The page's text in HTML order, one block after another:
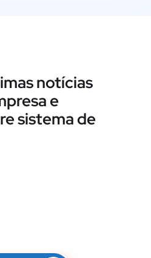
notícias
e
sistema de